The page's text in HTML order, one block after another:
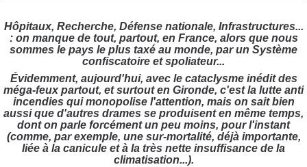
Hôpitaux, Recherche, Défense nationale, Infrastructures...
: on manque de tout, partout, en France, alors que nous
sommes le pays le plus taxé au monde, par un Système
confiscatoire et spoliateur...
Évidemment, aujourd'hui, avec le cataclysme inédit des
méga-feux partout, et surtout en Gironde, c'est la lutte anti
incendies qui monopolise l'attention, mais on sait bien
aussi que d'autres drames se produisent en même temps,
dont on parle forcément un peu moins, pour l'instant
(comme, par exemple, une sur-mortalité, déjà importante,
liée à la canicule et à la très nette insuffisance de la
climatisation...).